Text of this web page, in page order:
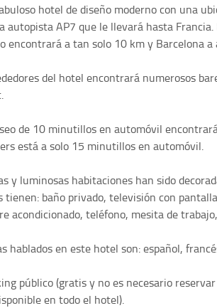
hotel de diseño moderno con una
autopista AP7 que le llevará hasta
encontrará a tan solo 10 km y Barcelona a
del hotel encontrará numerosos
de 10 minutillos en automóvil
está a solo 15 minutillos en automóvil.
y luminosas habitaciones han sido
tienen: baño privado, televisión con
acondicionado, teléfono, mesita de
hablados en este hotel son: español,
público (gratis y no es necesario
en todo el hotel).